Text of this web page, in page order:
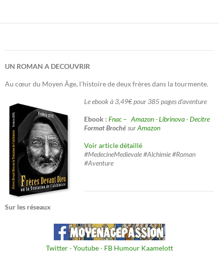
UN ROMAN A DECOUVRIR
Au cœur du Moyen Âge, l'histoire de deux frères dans la tourmente.
Le ebook à 3,49€ pour 385 pages d'aventure
Ebook : Fnac – Amazon-Librinova-Decitre
Format BrochésurAmazon
Voir article détaillé
#MedecineMedievale #Alchimie #Roman
#Aventure
Sur les réseaux
Twitter- Youtube- FB Humour Kaamelott